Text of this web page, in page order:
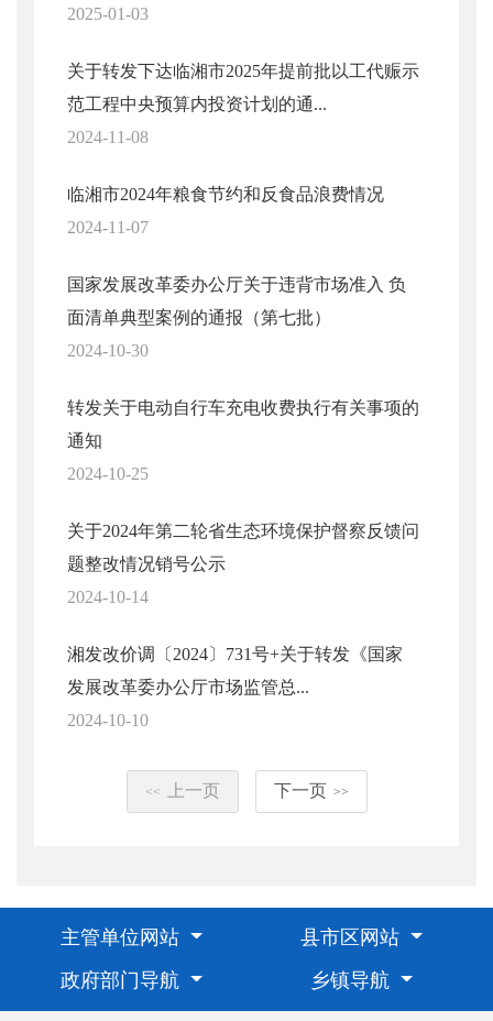
2025-01-03
关于转发下达临湘市2025年提前批以工代赈示
范工程中央预算内投资计划的通...
2024-11-08
临湘市2024年粮食节约和反食品浪费情况
2024-11-07
国家发展改革委办公厅关于违背市场准入 负
面清单典型案例的通报（第七批）
2024-10-30
转发关于电动自行车充电收费执行有关事项的
通知
2024-10-25
关于2024年第二轮省生态环境保护督察反馈问
题整改情况销号公示
2024-10-14
湘发改价调〔2024〕731号+关于转发《国家
发展改革委办公厅市场监管总...
2024-10-10
<< 上一页 下一页 >>
主管单位网站
县市区网站
政府部门导航
乡镇导航